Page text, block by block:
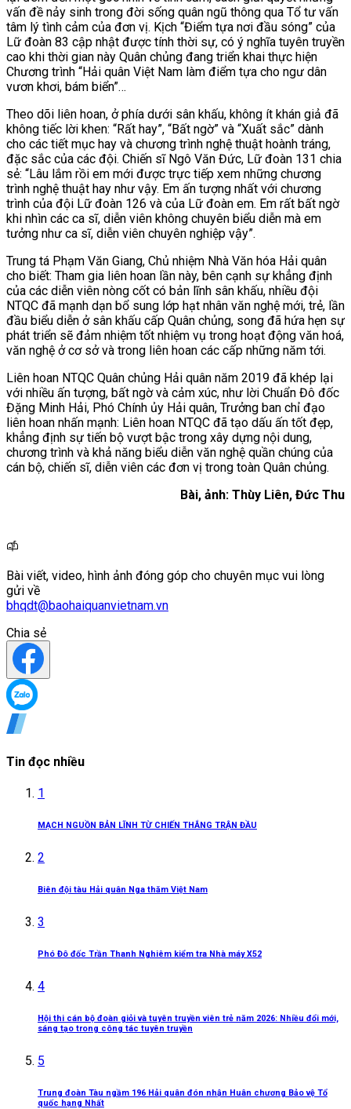
vấn đề nảy sinh trong đời sống quân ngũ thông qua Tổ tư vấn
tâm lý tình cảm của đơn vị. Kịch “Điểm tựa nơi đầu sóng” của
Lữ đoàn 83 cập nhật được tính thời sự, có ý nghĩa tuyên truyền
cao khi thời gian này Quân chủng đang triển khai thực hiện
Chương trình “Hải quân Việt Nam làm điểm tựa cho ngư dân
vươn khơi, bám biển”…
Theo dõi liên hoan, ở phía dưới sân khấu, không ít khán giả đã
không tiếc lời khen: “Rất hay”, “Bất ngờ” và “Xuất sắc” dành
cho các tiết mục hay và chương trình nghệ thuật hoành tráng,
đặc sắc của các đội. Chiến sĩ Ngô Văn Đức, Lữ đoàn 131 chia
sẻ: “Lâu lắm rồi em mới được trực tiếp xem những chương
trình nghệ thuật hay như vậy. Em ấn tượng nhất với chương
trình của đội Lữ đoàn 126 và của Lữ đoàn em. Em rất bất ngờ
khi nhìn các ca sĩ, diễn viên không chuyên biểu diễn mà em
tưởng như ca sĩ, diễn viên chuyên nghiệp vậy”.
Trung tá Phạm Văn Giang, Chủ nhiệm Nhà Văn hóa Hải quân
cho biết: Tham gia liên hoan lần này, bên cạnh sự khẳng định
của các diễn viên nòng cốt có bản lĩnh sân khấu, nhiều đội
NTQC đã mạnh dạn bổ sung lớp hạt nhân văn nghệ mới, trẻ, lần
đầu biểu diễn ở sân khấu cấp Quân chủng, song đã hứa hẹn sự
phát triển sẽ đảm nhiệm tốt nhiệm vụ trong hoạt động văn hoá,
văn nghệ ở cơ sở và trong liên hoan các cấp những năm tới.
Liên hoan NTQC Quân chủng Hải quân năm 2019 đã khép lại
với nhiều ấn tượng, bất ngờ và cảm xúc, như lời Chuẩn Đô đốc
Đặng Minh Hải, Phó Chính ủy Hải quân, Trưởng ban chỉ đạo
liên hoan nhấn mạnh: Liên hoan NTQC đã tạo dấu ấn tốt đẹp,
khẳng định sự tiến bộ vượt bậc trong xây dựng nội dung,
chương trình và khả năng biểu diễn văn nghệ quần chúng của
cán bộ, chiến sĩ, diễn viên các đơn vị trong toàn Quân chủng.
Bài, ảnh: Thùy Liên, Đức Thu
Bài viết, video, hình ảnh đóng góp cho chuyên mục vui lòng
gửi về
bhqdt@baohaiquanvietnam.vn
Chia sẻ
Tin đọc nhiều
1
MẠCH NGUỒN BẢN LĨNH TỪ CHIẾN THẮNG TRẬN ĐẦU
2
Biên đội tàu Hải quân Nga thăm Việt Nam
3
Phó Đô đốc Trần Thanh Nghiêm kiểm tra Nhà máy X52
4
Hội thi cán bộ đoàn giỏi và tuyên truyền viên trẻ năm 2026: Nhiều đổi mới,
sáng tạo trong công tác tuyên truyền
5
Trung đoàn Tàu ngầm 196 Hải quân đón nhận Huân chương Bảo vệ Tổ
quốc hạng Nhất